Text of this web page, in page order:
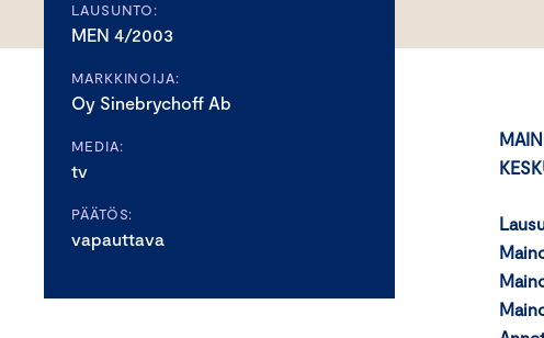
LAUSUNTO:
MEN 4/2003
MARKKINOIJA:
Oy Sinebrychoff Ab
MEDIA:
tv
PÄÄTÖS:
vapauttava